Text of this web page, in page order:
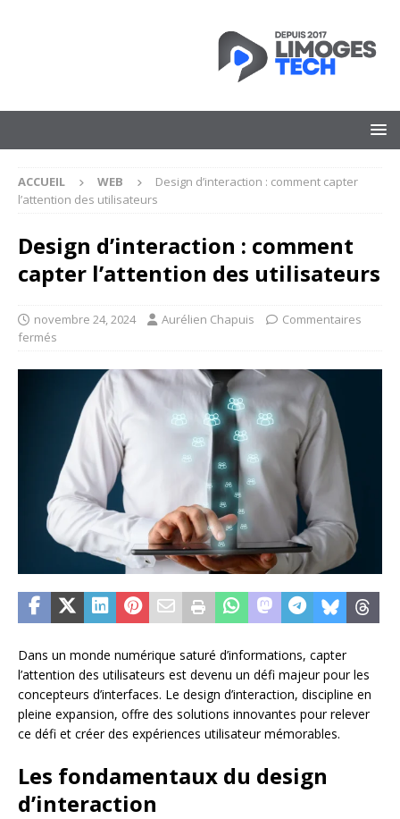
ACCUEIL WEB
Design d’interaction : comment capter
l’attention des utilisateurs
Design d’interaction : comment
capter l’attention des utilisateurs
novembre 24, 2024 Aurélien Chapuis
Commentaires
fermés
Dans un monde numérique saturé d’informations, capter
l’attention des utilisateurs est devenu un défi majeur pour les
concepteurs d’interfaces. Le design d’interaction, discipline en
pleine expansion, offre des solutions innovantes pour relever
ce défi et créer des expériences utilisateur mémorables.
Les fondamentaux du design
d’interaction